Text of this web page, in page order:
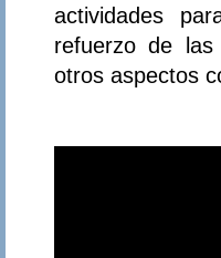
actividades
refuerzo de las
otros aspectos